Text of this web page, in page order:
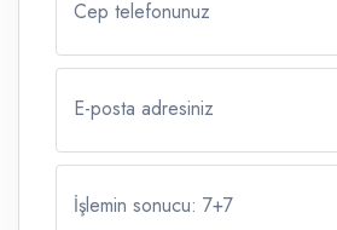
Cep telefonunuz
E-posta adresiniz
İşlemin sonucu: 7+7